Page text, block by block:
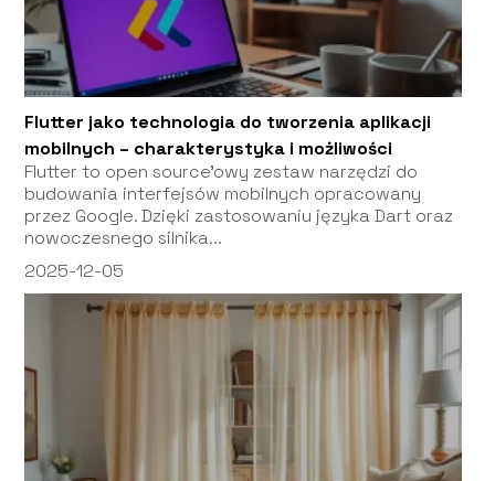
Flutter jako technologia do tworzenia aplikacji
mobilnych – charakterystyka i możliwości
Flutter to open source’owy zestaw narzędzi do
budowania interfejsów mobilnych opracowany
przez Google. Dzięki zastosowaniu języka Dart oraz
nowoczesnego silnika...
2025-12-05